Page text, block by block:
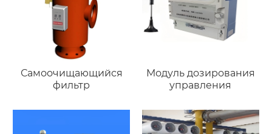
Самоочищающийся
фильтр
Модуль дозирования
управления